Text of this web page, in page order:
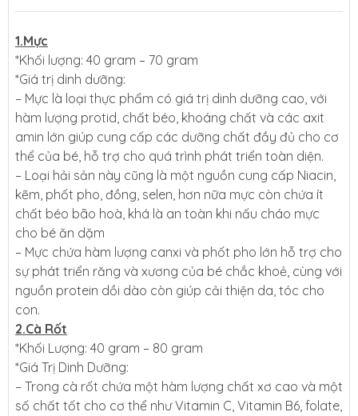
1.Mực
*Khối lượng: 40 gram – 70 gram
*Giá trị dinh dưỡng:
– Mực là loại thực phẩm có giá trị dinh dưỡng cao, với
hàm lượng protid, chất béo, khoáng chất và các axit
amin lớn giúp cung cấp các dưỡng chất đầy đủ cho cơ
thể của bé, hỗ trợ cho quá trình phát triển toàn diện.
– Loại hải sản này cũng là một nguồn cung cấp Niacin,
kẽm, phốt pho, đồng, selen, hơn nữa mực còn chứa ít
chất béo bão hoà, khá là an toàn khi nấu cháo mực
cho bé ăn dặm
– Mực chứa hàm lượng canxi và phốt pho lớn hỗ trợ cho
sự phát triển răng và xương của bé chắc khoẻ, cùng với
nguồn protein dồi dào còn giúp cải thiện da, tóc cho
con.
2.Cà Rốt
*Khối Lượng: 40 gram – 80 gram
*Giá Trị Dinh Dưỡng:
– Trong cà rốt chứa một hàm lượng chất xơ cao và một
số chất tốt cho cơ thể như Vitamin C, Vitamin B6, folate,